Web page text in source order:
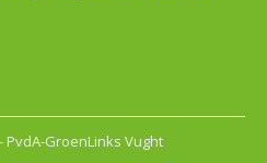
PvdA-GroenLinks Vught